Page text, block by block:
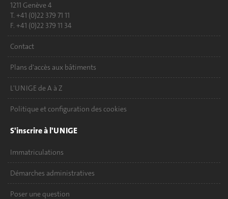
1211 Genève 4
T. +41 (0)22 379 71 11
F. +41 (0)22 379 11 34
Contact
Plans d'accès aux bâtiments
L'UNIGE de A à Z
Politique et configuration des cookies
S'inscrire à l'UNIGE
Immatriculations
Démarches administratives
Poser une question